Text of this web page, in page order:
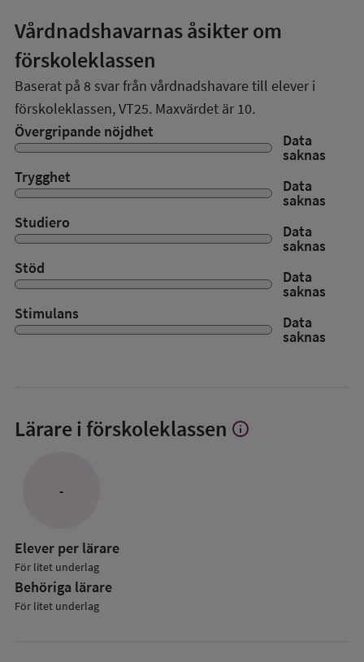
Vårdnadshavarnas åsikter om
förskoleklassen
Baserat på 8 svar från vårdnadshavare till elever i
förskoleklassen,VT25. Maxvärdet är 10.
Övergripande nöjdhet
Data
saknas
Trygghet
Data
saknas
Studiero
Data
saknas
Stöd
Data
saknas
Stimulans
Data
saknas
Lärare i förskoleklassen Visa
info
-
Elever per lärare
För litet underlag
Behöriga lärare
För litet underlag